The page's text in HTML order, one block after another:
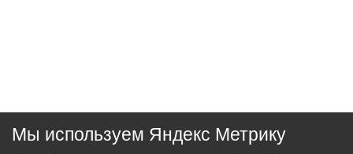
Мы используем Яндекс Метрику